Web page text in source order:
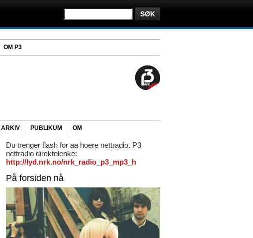
OM P3
ARKIV PUBLIKUM OM
Du trenger flash for aa hoere nettradio. P3
nettradio direktelenke:
http://lyd.nrk.no/nrk_radio_p3_mp3_h
På forsiden nå